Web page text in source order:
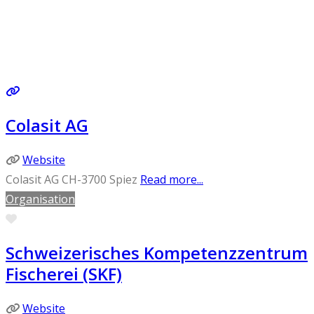
Colasit AG
Website
Colasit AG CH-3700 Spiez Read more...
Organisation
Favorite
Schweizerisches Kompetenzzentrum
Fischerei (SKF)
Website